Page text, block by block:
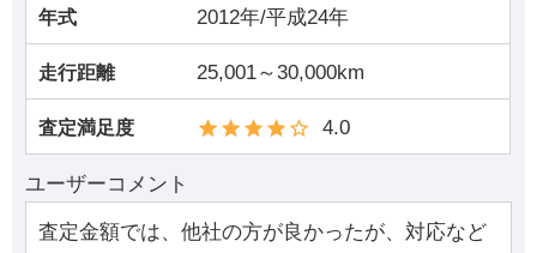
年式 2012年/平成24年
走行距離 25,001～30,000km
査定満足度 4.0
ユーザーコメント
査定金額では、他社の方が良かったが、対応など